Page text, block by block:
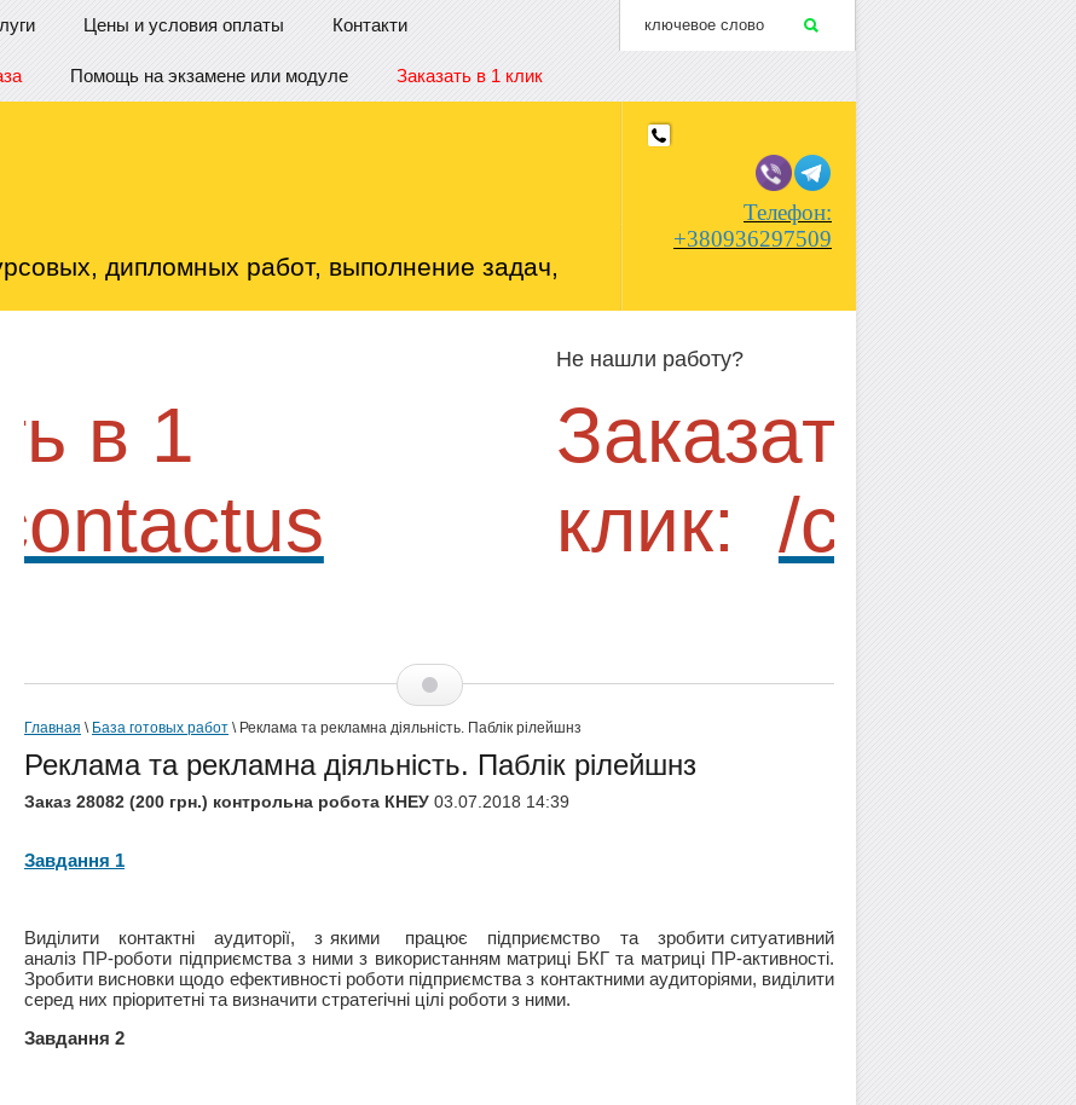
Цены и условия оплаты Контакти
Помощь на экзамене или модуле Заказать в 1 клик
дипломных работ, выполнение задач,
Телефон:
+380936297509
Заказать в 1
клик:
/contactus
Главная \ База готовых работ \ Реклама та рекламна діяльність. Паблік рілейшнз
Реклама та рекламна діяльність. Паблік рілейшнз
Заказ 28082 (200 грн.) контрольна робота КНЕУ 03.07.2018 14:39
Завдання 1
Виділити контактні аудиторії, з якими працює підприємство та зробити ситуативний
аналіз ПР-роботи підприємства з ними з використанням матриці БКГ та матриці ПР-активності.
Зробити висновки щодо ефективності роботи підприємства з контактними аудиторіями, виділити
серед них пріоритетні та визначити стратегічні цілі роботи з ними.
Завдання 2